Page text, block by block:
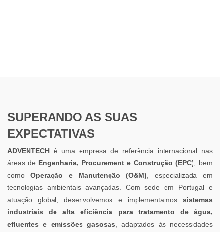
SUPERANDO AS SUAS
EXPECTATIVAS
ADVENTECH é uma empresa de referência internacional nas
áreas de Engenharia, Procurement e Construção (EPC) , bem
como Operação e Manutenção (O&M) , especializada em
tecnologias ambientais avançadas. Com sede em Portugal e
atuação global, desenvolvemos e implementamos sistemas
industriais de alta eficiência para tratamento de água,
efluentes e emissões gasosas , adaptados às necessidades